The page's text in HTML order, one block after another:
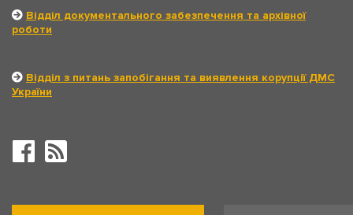
Відділ документального забезпечення та архівної
роботи
Відділ з питань запобігання та виявлення корупції ДМС
України